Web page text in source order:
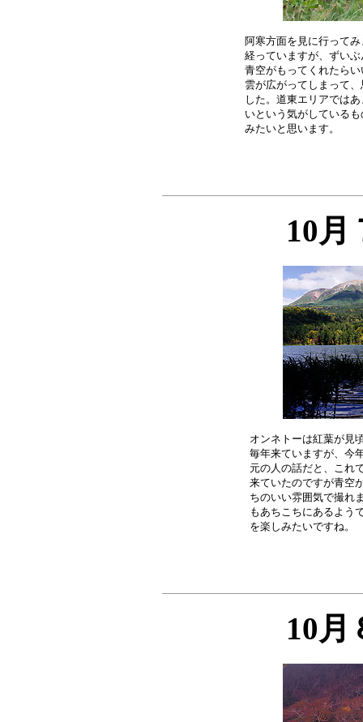
阿寒方面を見に行って
経っていますが、ずい
青空がもってくれたら
雲が広がってしまって
した。道東エリアでは
いという気がしている
10月
オンネトーは紅葉が見
毎年来ていますが、今
元の人の話だと、これ
来ていたのですが青空
ちのいい雰囲気で撮れ
もあちこちにあるよう
10月